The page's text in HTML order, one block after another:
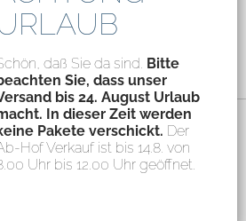
Austria – ATU70094435
Privatsphäre-Einstellungen
daß Sie da sind. Bitte
Sie, dass unser
bis 24. August Urlaub
In dieser Zeit werden
Pakete verschickt. Der
Hof Verkauf ist bis 14.8. von
Uhr bis 12.00 Uhr geöffnet.